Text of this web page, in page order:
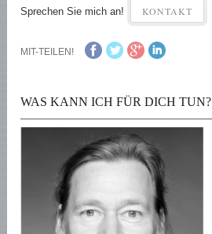
Sprechen Sie mich an! KONTAKT
MIT-TEILEN!
WAS KANN ICH FÜR DICH TUN?